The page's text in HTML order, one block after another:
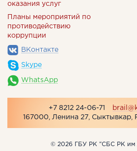
оказания услуг
Планы мероприятий по
противодействию
коррупции
ВКонтакте
Skype
WhatsApp
+7 8212 24-06-71
167000, Ленина 27, Сыктывкар,
© 2026 ГБУ РК "СБС РК им